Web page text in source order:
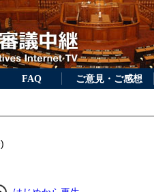
FAQ ご意見・ご感想